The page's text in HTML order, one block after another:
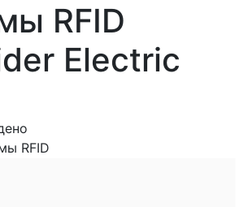
RFID
Electric
RFID